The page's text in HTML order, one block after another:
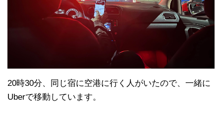
20時30分、同じ宿に空港に行く人がいたので、一緒に
Uberで移動しています。